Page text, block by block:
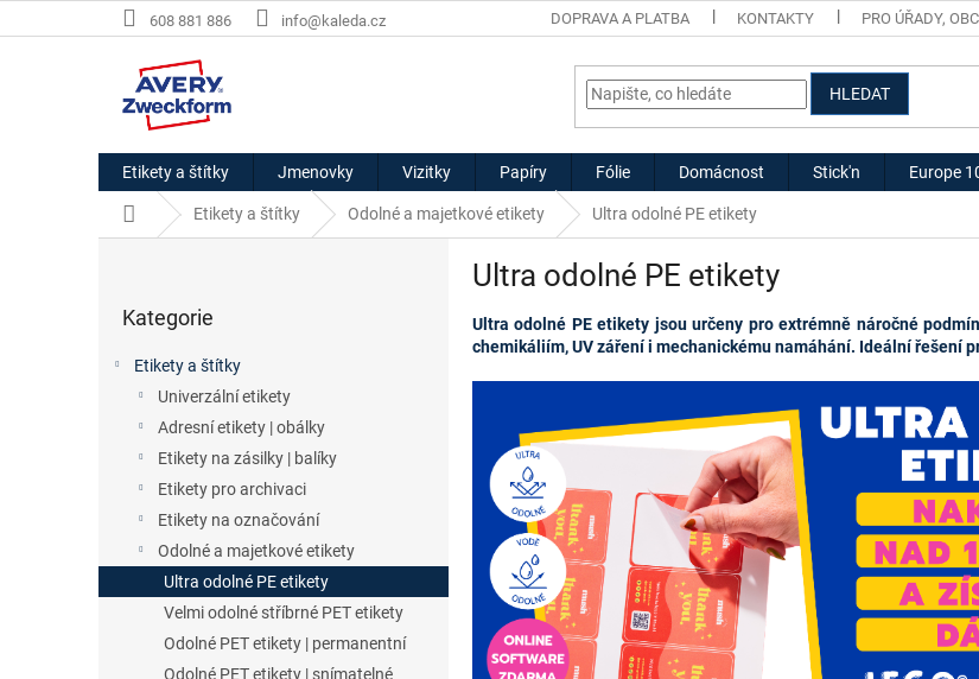
na
608 881 886 info@kaleda.cz DOPRAVA A PLATBA KONTAKTY PRO ÚŘADY,
HLEDAT
Etikety a štítky Jmenovky Vizitky Papíry Fólie Domácnost Stick'n Europe
Domů Etikety a štítky Odolné a majetkové etikety Ultra odolné PE etikety
e
l
kategorie
Kategorie
Etikety a štítky
Univerzální etikety
Adresní etikety | obálky
Etikety na zásilky | balíky
Etikety pro archivaci
Etikety na označování
Odolné a majetkové etikety
Ultra odolné PE etikety
Velmi odolné stříbrné PET etikety
Odolné PET etikety | permanentní
Odolné PET etikety | snímatelné
Ultra odolné PE etikety
Ultra odolné PE etikety jsou určeny pro extrémně náročné
chemikáliím, UV záření i mechanickému namáhání. Ideální řešení